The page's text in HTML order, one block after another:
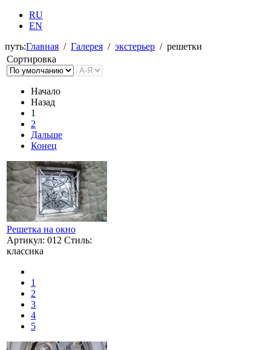
RU
EN
путь:Главная / Галерея / экстерьер / решетки
Сортировка
Начало
Назад
1
2
Дальше
Конец
Решетка на окно
Артикул: 012 Стиль:
классика
1
2
3
4
5